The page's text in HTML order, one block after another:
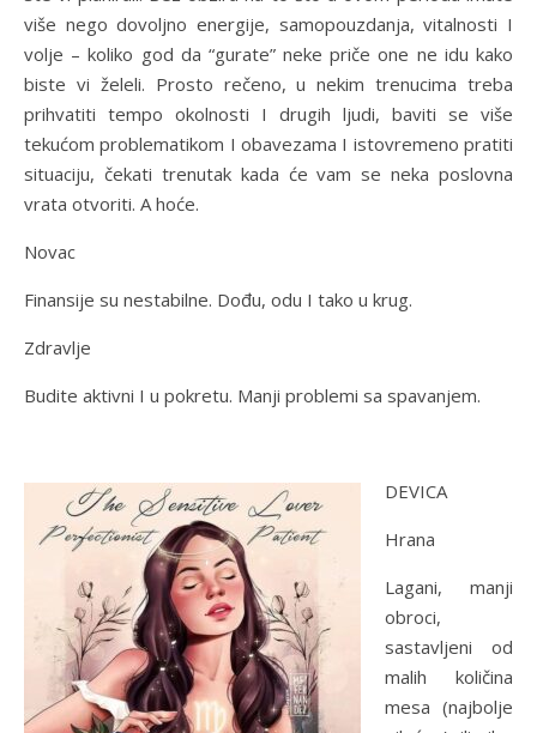
više nego dovoljno energije, samopouzdanja, vitalnosti I
volje – koliko god da “gurate” neke priče one ne idu kako
biste vi želeli. Prosto rečeno, u nekim trenucima treba
prihvatiti tempo okolnosti I drugih ljudi, baviti se više
tekućom problematikom I obavezama I istovremeno pratiti
situaciju, čekati trenutak kada će vam se neka poslovna
vrata otvoriti. A hoće.
Novac
Finansije su nestabilne. Dođu, odu I tako u krug.
Zdravlje
Budite aktivni I u pokretu. Manji problemi sa spavanjem.
DEVICA
Hrana
Lagani, manji
obroci,
sastavljeni od
malih količina
mesa (najbolje